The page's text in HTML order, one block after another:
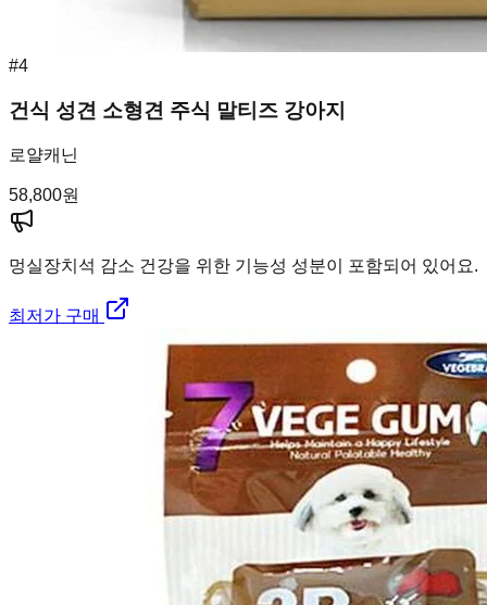
#4
건식 성견 소형견 주식 말티즈 강아지
로얄캐닌
58,800원
멍실장치석 감소 건강을 위한 기능성 성분이 포함되어 있어요.
최저가 구매